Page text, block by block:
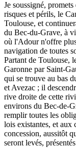
Je soussigné,
risques et périls, le
Toulouse, et
du Bec-du-Grave, à
où l'Adour n'offre
navigation de toutes
Partant de Toulouse,
Garonne par Saint-
qui se trouve au bas
et Avezac ; il
rive droite de cette
environs du Bec-de-
remplir toutes les
lois existantes, et aux
concession, aussitôt
seront levés,